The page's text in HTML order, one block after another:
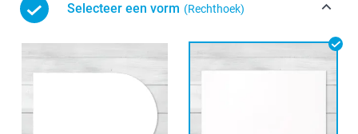
Selecteer een vorm (Rechthoek)